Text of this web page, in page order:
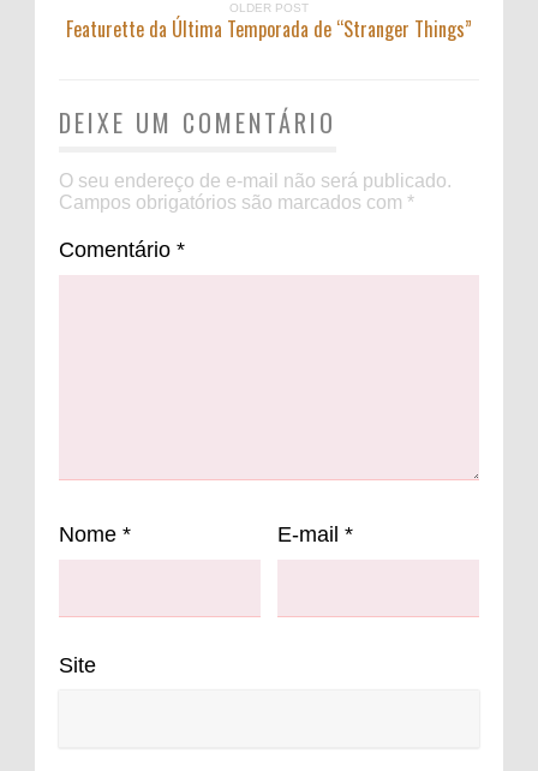
OLDER POST
Featurette da Última Temporada de “Stranger Things”
DEIXE UM COMENTÁRIO
O seu endereço de e-mail não será publicado.
Campos obrigatórios são marcados com *
Comentário *
Nome * E-mail *
Site